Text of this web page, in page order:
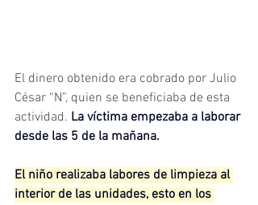
El dinero obtenido era cobrado por Julio
César “N”, quien se beneficiaba de esta
actividad. La víctima empezaba a laborar
desde las 5 de la mañana.
El niño realizaba labores de limpieza al
interior de las unidades, esto en los